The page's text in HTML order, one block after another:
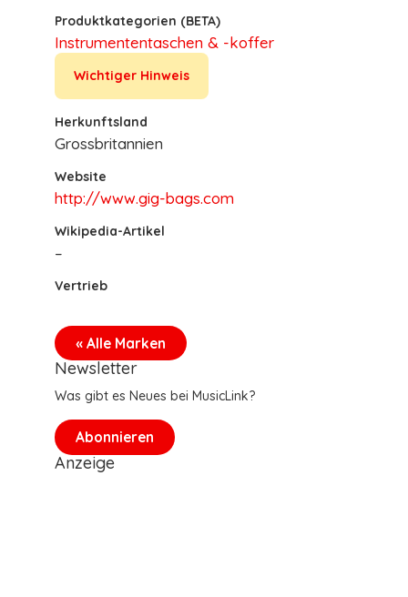
Produktkategorien (BETA)
Instrumententaschen & -koffer
Wichtiger Hinweis
Herkunftsland
Grossbritannien
Website
http://www.gig-bags.com
Wikipedia-Artikel
–
Vertrieb
« Alle Marken
Newsletter
Was gibt es Neues bei MusicLink?
Abonnieren
Anzeige